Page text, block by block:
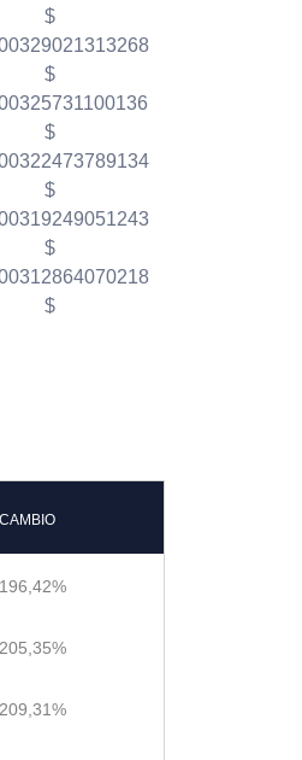
$
$
$
$
$
$
CAMBIO
196,42%
205,35%
209,31%